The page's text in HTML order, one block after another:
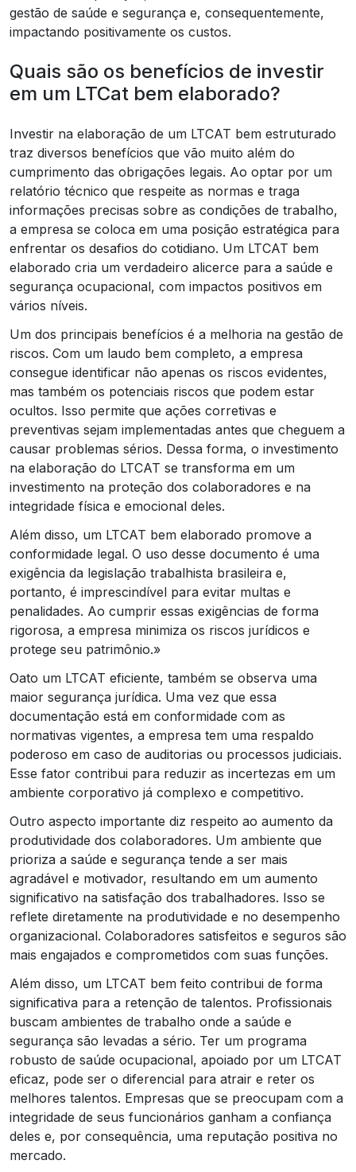
gestão de saúde e segurança e, consequentemente,
impactando positivamente os custos.
Quais são os benefícios de investir
em um LTCat bem elaborado?
Investir na elaboração de um LTCAT bem estruturado
traz diversos benefícios que vão muito além do
cumprimento das obrigações legais. Ao optar por um
relatório técnico que respeite as normas e traga
informações precisas sobre as condições de trabalho,
a empresa se coloca em uma posição estratégica para
enfrentar os desafios do cotidiano. Um LTCAT bem
elaborado cria um verdadeiro alicerce para a saúde e
segurança ocupacional, com impactos positivos em
vários níveis.
Um dos principais benefícios é a melhoria na gestão de
riscos. Com um laudo bem completo, a empresa
consegue identificar não apenas os riscos evidentes,
mas também os potenciais riscos que podem estar
ocultos. Isso permite que ações corretivas e
preventivas sejam implementadas antes que cheguem a
causar problemas sérios. Dessa forma, o investimento
na elaboração do LTCAT se transforma em um
investimento na proteção dos colaboradores e na
integridade física e emocional deles.
Além disso, um LTCAT bem elaborado promove a
conformidade legal. O uso desse documento é uma
exigência da legislação trabalhista brasileira e,
portanto, é imprescindível para evitar multas e
penalidades. Ao cumprir essas exigências de forma
rigorosa, a empresa minimiza os riscos jurídicos e
protege seu patrimônio.»
Oato um LTCAT eficiente, também se observa uma
maior segurança jurídica. Uma vez que essa
documentação está em conformidade com as
normativas vigentes, a empresa tem uma respaldo
poderoso em caso de auditorias ou processos judiciais.
Esse fator contribui para reduzir as incertezas em um
ambiente corporativo já complexo e competitivo.
Outro aspecto importante diz respeito ao aumento da
produtividade dos colaboradores. Um ambiente que
prioriza a saúde e segurança tende a ser mais
agradável e motivador, resultando em um aumento
significativo na satisfação dos trabalhadores. Isso se
reflete diretamente na produtividade e no desempenho
organizacional. Colaboradores satisfeitos e seguros são
mais engajados e comprometidos com suas funções.
Além disso, um LTCAT bem feito contribui de forma
significativa para a retenção de talentos. Profissionais
buscam ambientes de trabalho onde a saúde e
segurança são levadas a sério. Ter um programa
robusto de saúde ocupacional, apoiado por um LTCAT
eficaz, pode ser o diferencial para atrair e reter os
melhores talentos. Empresas que se preocupam com a
integridade de seus funcionários ganham a confiança
deles e, por consequência, uma reputação positiva no
mercado.